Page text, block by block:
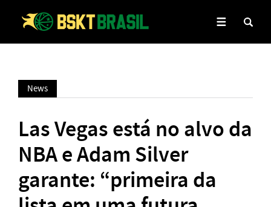
News
Las Vegas está no alvo da
NBA e Adam Silver
garante: “primeira da